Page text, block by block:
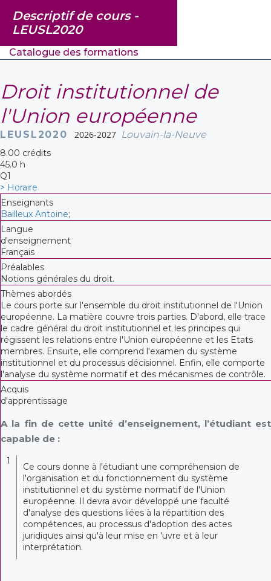
Descriptif de cours -
LEUSL2020
Catalogue des formations
Droit institutionnel de
l'Union européenne
LEUSL2020 2026-2027 Louvain-la-Neuve
8.00 crédits
45.0 h
Q1
> Horaire
Enseignants
Bailleux Antoine;
Langue
d'enseignement
Français
Préalables
Notions générales du droit.
Thèmes abordés
Le cours porte sur l'ensemble du droit institutionnel de l'Union
européenne. La matière couvre trois parties. D'abord, elle trace
le cadre général du droit institutionnel et les principes qui
régissent les relations entre l'Union européenne et les Etats
membres. Ensuite, elle comprend l'examen du système
institutionnel et du processus décisionnel. Enfin, elle comporte
l'analyse du système normatif et des mécanismes de contrôle.
Acquis
d'apprentissage
A la fin de cette unité d’enseignement, l’étudiant est
capable de :
1
Ce cours donne à l'étudiant une compréhension de
l'organisation et du fonctionnement du système
institutionnel et du système normatif de l'Union
européenne. Il devra avoir développé une faculté
d'analyse des questions liées à la répartition des
compétences, au processus d'adoption des actes
juridiques ainsi qu'à leur mise en 'uvre et à leur
interprétation.